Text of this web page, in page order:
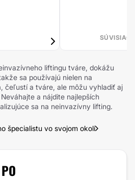
liftingu tváre, dokážu
sa používajú nielen na
čeľustí a tváre, ale môžu vyhladiť aj
a nájdite najlepších
sa na neinvazívny lifting.
špecialistu vo svojom okolí